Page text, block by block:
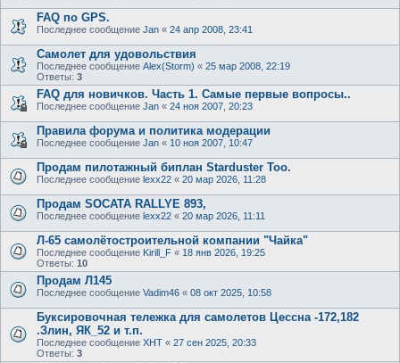
FAQ по GPS.
Последнее сообщение Jan « 24 апр 2008, 23:41
Самолет для удовольствия
Последнее сообщение Alex(Storm) « 25 мар 2008, 22:19
Ответы: 3
FAQ для новичков. Часть 1. Самые первые вопросы..
Последнее сообщение Jan « 24 ноя 2007, 20:23
Правила форума и политика модерации
Последнее сообщение Jan « 10 ноя 2007, 10:47
Продам пилотажный биплан Starduster Too.
Последнее сообщение lexx22 « 20 мар 2026, 11:28
Продам SOCATA RALLYE 893,
Последнее сообщение lexx22 « 20 мар 2026, 11:11
Л-65 самолётостроительной компании "Чайка"
Последнее сообщение Kirill_F « 18 янв 2026, 19:25
Ответы: 10
Продам Л145
Последнее сообщение Vadim46 « 08 окт 2025, 10:58
Буксировочная тележка для самолетов Цессна -172,182
.Злин, ЯК_52 и т.п.
Последнее сообщение ХНТ « 27 сен 2025, 20:33
Ответы: 3